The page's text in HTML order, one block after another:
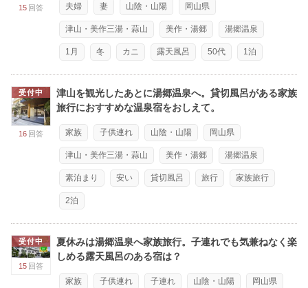
15 回答 夫婦 妻 山陰・山陽 岡山県
津山・美作三湯・蒜山 美作・湯郷 湯郷温泉
1月 冬 カニ 露天風呂 50代 1泊
受付中
16 回答
津山を観光したあとに湯郷温泉へ。貸切風呂がある家族
旅行におすすめな温泉宿をおしえて。
家族 子供連れ 山陰・山陽 岡山県
津山・美作三湯・蒜山 美作・湯郷 湯郷温泉
素泊まり 安い 貸切風呂 旅行 家族旅行
2泊
受付中
15 回答
夏休みは湯郷温泉へ家族旅行。子連れでも気兼ねなく楽
しめる露天風呂のある宿は？
家族 子供連れ 子連れ 山陰・山陽 岡山県